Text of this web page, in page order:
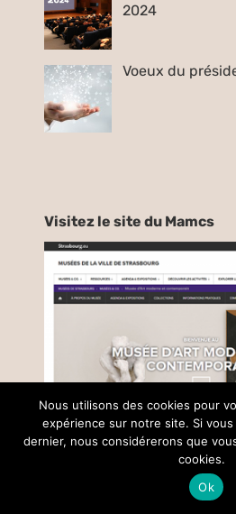
2024
Voeux du
Visitez le site du Mamcs
Nous utilisons des cookies pour
expérience sur notre site. Si
dernier, nous considérerons que
cookies.
Ok